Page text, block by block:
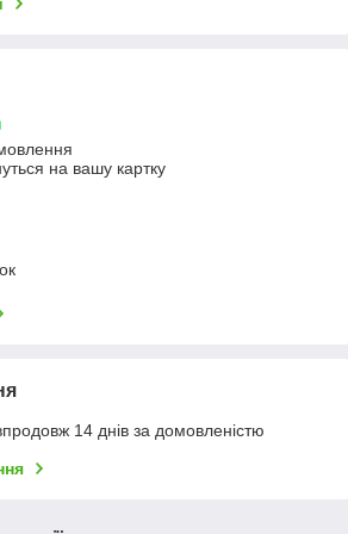
на вашу картку
14 днів за домовленістю